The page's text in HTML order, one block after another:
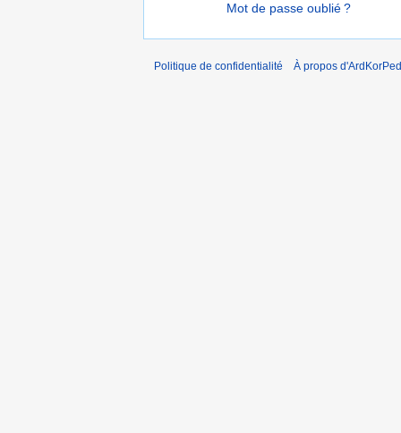
Mot de passe oublié ?
Politique de confidentialité À propos